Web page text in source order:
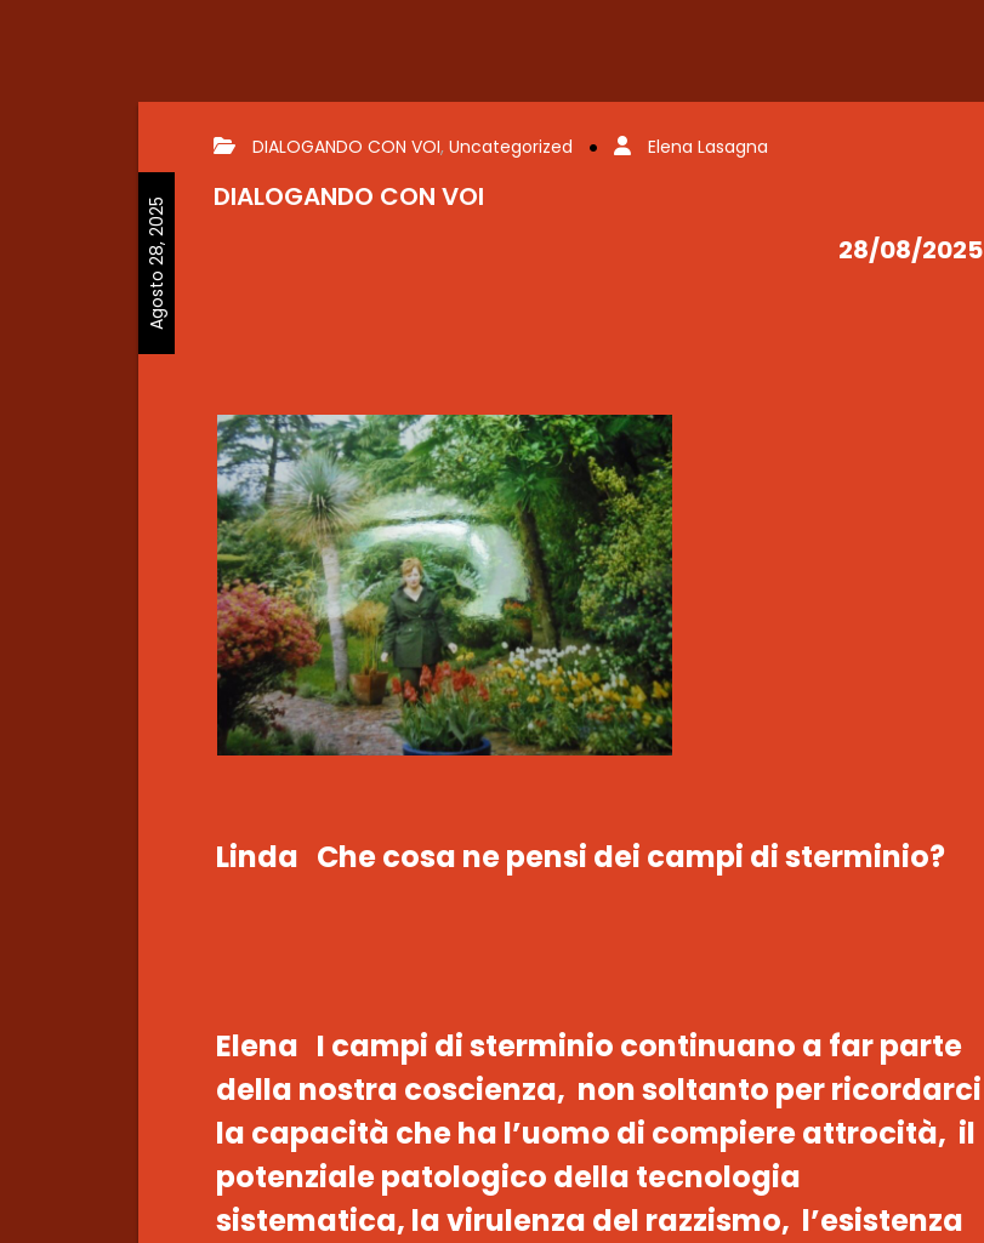
Agosto 28, 2025
DIALOGANDO CON VOI, Uncategorized Elena Lasagna
DIALOGANDO CON VOI
28/08/2025
Linda Che cosa ne pensi dei campi di sterminio?
Elena I campi di sterminio continuano a far parte
della nostra coscienza, non soltanto per ricordarci
la capacità che ha l’uomo di compiere attrocità, il
potenziale patologico della tecnologia
sistematica, la virulenza del razzismo, l’esistenza